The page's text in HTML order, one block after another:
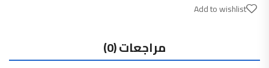
Add to wishlist
مراجعات (0)